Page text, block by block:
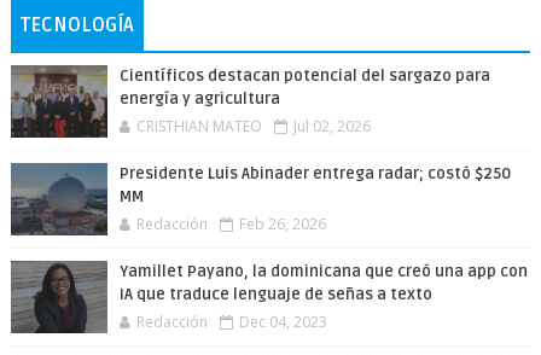
TECNOLOGÍA
Científicos destacan potencial del sargazo para
energía y agricultura
CRISTHIAN MATEO Jul 02, 2026
Presidente Luis Abinader entrega radar; costó $250
MM
Redacción Feb 26, 2026
Yamillet Payano, la dominicana que creó una app con
IA que traduce lenguaje de señas a texto
Redacción Dec 04, 2023